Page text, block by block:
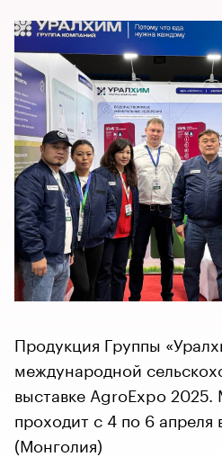
Продукция Группы
международной
выставке AgroExpo
проходит с 4 по 6 апреля
(Монголия)